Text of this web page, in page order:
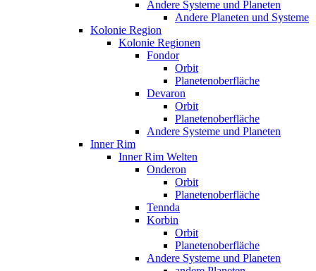
Andere Systeme und Planeten
Andere Planeten und Systeme
Kolonie Region
Kolonie Regionen
Fondor
Orbit
Planetenoberfläche
Devaron
Orbit
Planetenoberfläche
Andere Systeme und Planeten
Inner Rim
Inner Rim Welten
Onderon
Orbit
Planetenoberfläche
Tennda
Korbin
Orbit
Planetenoberfläche
Andere Systeme und Planeten